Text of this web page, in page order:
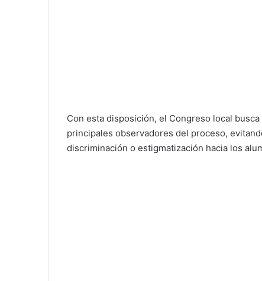
Con esta disposición, el Congreso local
principales observadores del proceso,
discriminación o estigmatización hacia los